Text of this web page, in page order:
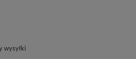
wysyłki